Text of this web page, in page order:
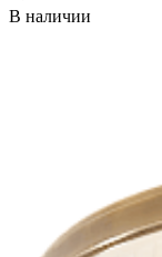
В наличии